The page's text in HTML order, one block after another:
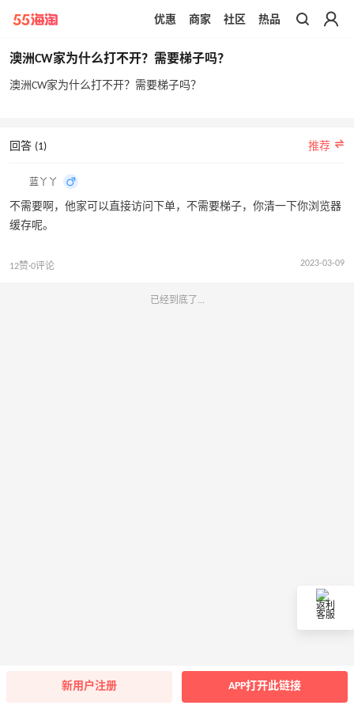
带你去官网买正品
优惠 商家 社区 热品
澳洲CW家为什么打不开？需要梯子吗？
澳洲CW家为什么打不开？需要梯子吗？
回答 (1) 推荐
蓝丫丫
不需要啊，他家可以直接访问下单，不需要梯子，你清一下你浏览器
缓存呢。
12赞·0评论 2023-03-09
已经到底了...
返利
客服
新用户注册 APP打开此链接